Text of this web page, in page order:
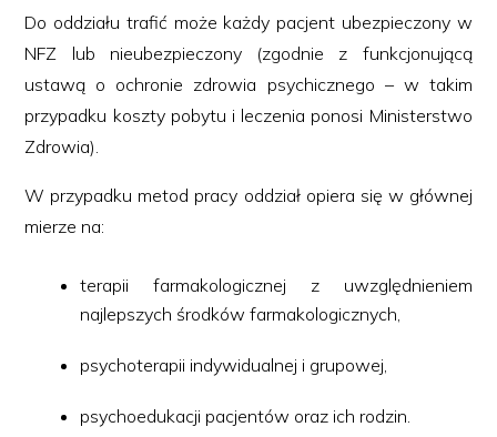
Do oddziału trafić może każdy pacjent ubezpieczony w
NFZ lub nieubezpieczony (zgodnie z funkcjonującą
ustawą o ochronie zdrowia psychicznego – w takim
przypadku koszty pobytu i leczenia ponosi Ministerstwo
Zdrowia).
W przypadku metod pracy oddział opiera się w głównej
mierze na:
terapii farmakologicznej z uwzględnieniem
najlepszych środków farmakologicznych,
psychoterapii indywidualnej i grupowej,
psychoedukacji pacjentów oraz ich rodzin.